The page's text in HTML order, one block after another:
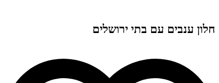
חלון ענבים עם בתי ירושלים